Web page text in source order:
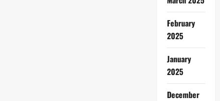
February
2025
January
2025
December